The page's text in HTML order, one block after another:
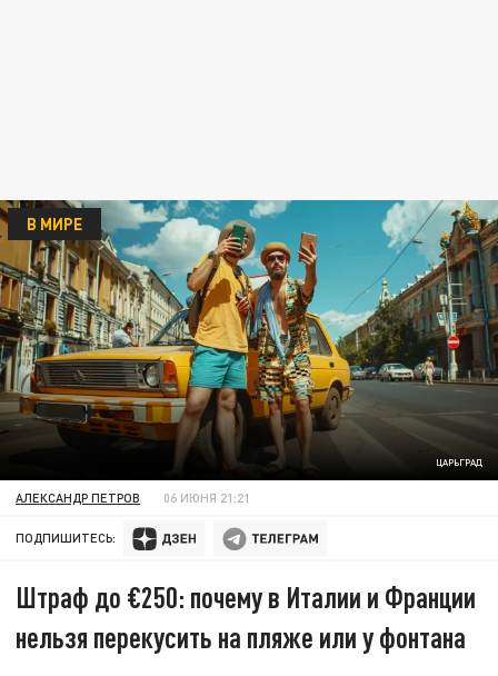
ЦАРЬГРАД
В МИРЕ
АЛЕКСАНДР ПЕТРОВ 06 ИЮНЯ 21:21
ПОДПИШИТЕСЬ:
Штраф до €250: почему в Италии и Франции
нельзя перекусить на пляже или у фонтана